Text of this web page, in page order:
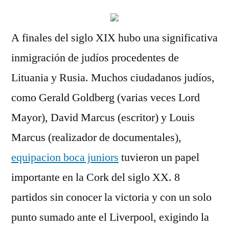
A finales del siglo XIX hubo una significativa
inmigración de judíos procedentes de
Lituania y Rusia. Muchos ciudadanos judíos,
como Gerald Goldberg (varias veces Lord
Mayor), David Marcus (escritor) y Louis
Marcus (realizador de documentales),
equipacion boca juniors tuvieron un papel
importante en la Cork del siglo XX. 8
partidos sin conocer la victoria y con un solo
punto sumado ante el Liverpool, exigindo la